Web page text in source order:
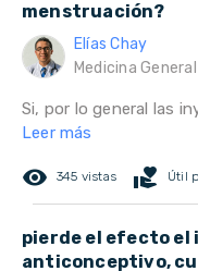
menstruación?
Elías Chay
Medicina General
Si, por lo general las
Leer más
remove_red_eye 345 vistas volunteer_activism Útil
pierde el efecto el
anticonceptivo,